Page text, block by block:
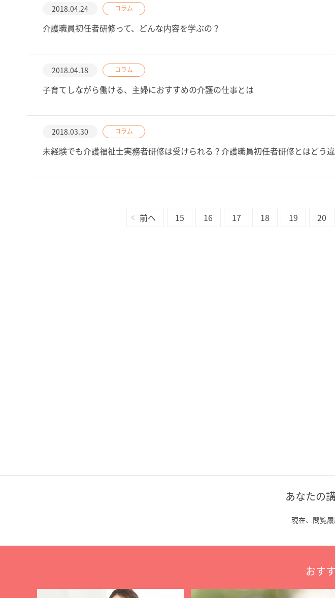
2018.04.24 コラム
介護職員初任者研修って、どんな内容を学ぶの？
2018.04.18 コラム
子育てしながら働ける、主婦におすすめの介護の仕事とは
2018.03.30 コラム
未経験でも介護福祉士実務者研修は受けられる？介護職員初任者研修とはどう
前へ 15 16 17 18 19 20
あなたの
現在、閲覧履
おす